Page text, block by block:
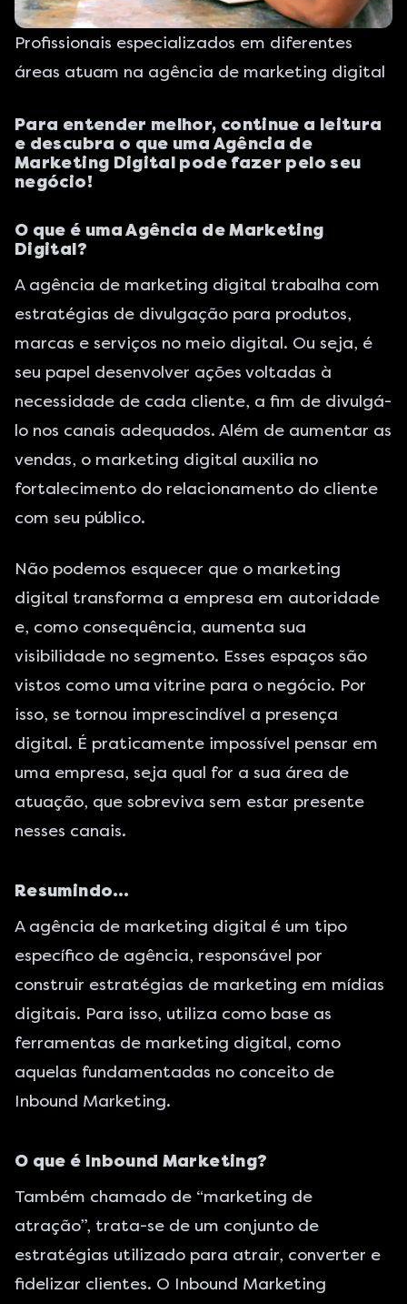
Profissionais especializados em diferentes
áreas atuam na agência de marketing digital
Para entender melhor, continue a leitura
e descubra o que uma Agência de
Marketing Digital pode fazer pelo seu
negócio!
O que é uma Agência de Marketing
Digital?
A agência de marketing digital trabalha com
estratégias de divulgação para produtos,
marcas e serviços no meio digital. Ou seja, é
seu papel desenvolver ações voltadas à
necessidade de cada cliente, a fim de divulgá-
lo nos canais adequados. Além de aumentar as
vendas, o marketing digital auxilia no
fortalecimento do relacionamento do cliente
com seu público.
Não podemos esquecer que o marketing
digital transforma a empresa em autoridade
e, como consequência, aumenta sua
visibilidade no segmento. Esses espaços são
vistos como uma vitrine para o negócio. Por
isso, se tornou imprescindível a presença
digital. É praticamente impossível pensar em
uma empresa, seja qual for a sua área de
atuação, que sobreviva sem estar presente
nesses canais.
Resumindo…
A agência de marketing digital é um tipo
específico de agência, responsável por
construir estratégias de marketing em mídias
digitais. Para isso, utiliza como base as
ferramentas de marketing digital, como
aquelas fundamentadas no conceito de
Inbound Marketing.
O que é Inbound Marketing?
Também chamado de “marketing de
atração”, trata-se de um conjunto de
estratégias utilizado para atrair, converter e
fidelizar clientes. O Inbound Marketing